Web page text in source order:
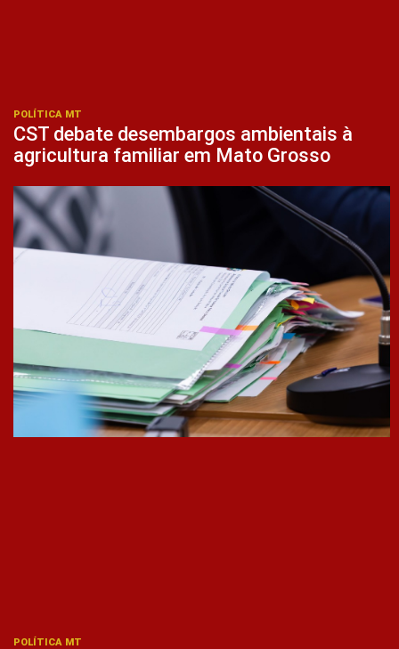
POLÍTICA MT
CST debate desembargos ambientais à
agricultura familiar em Mato Grosso
POLÍTICA MT